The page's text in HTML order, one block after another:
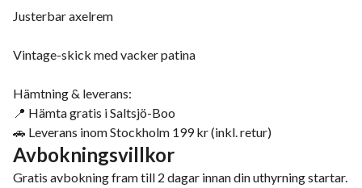
Justerbar axelrem
Vintage-skick med vacker patina
Hämtning & leverans:
📍 Hämta gratis i Saltsjö-Boo
🚗 Leverans inom Stockholm 199 kr (inkl. retur)
Avbokningsvillkor
Gratis avbokning fram till 2 dagar innan din uthyrning startar.